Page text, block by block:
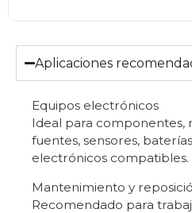
Aplicaciones
Equipos electrónicos
Ideal para componentes,
fuentes, sensores,
electrónicos compatibles.
Mantenimiento y
Recomendado para